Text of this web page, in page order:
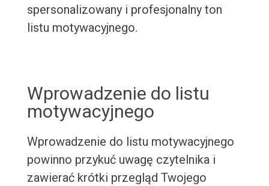
spersonalizowany i profesjonalny ton
listu motywacyjnego.
Wprowadzenie do listu
motywacyjnego
Wprowadzenie do listu motywacyjnego
powinno przykuć uwagę czytelnika i
zawierać krótki przegląd Twojego